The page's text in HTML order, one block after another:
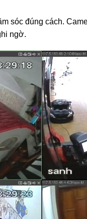
sóc đúng cách.
ngờ.